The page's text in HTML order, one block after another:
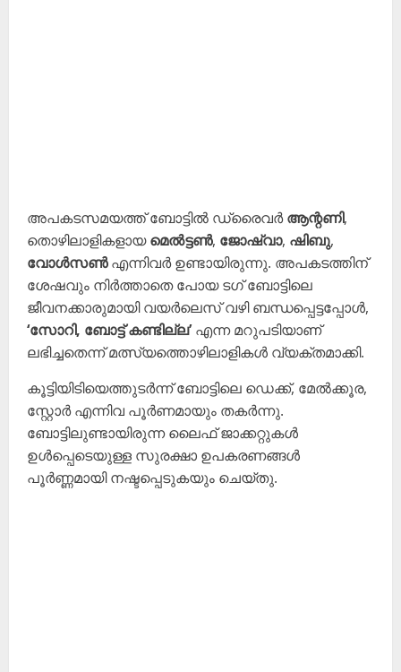
അപകടസമയത്ത് ബോട്ടിൽ ഡ്രൈവർആന്റണി,
തൊഴിലാളികളായമെൽട്ടൺ, ജോഷ്വാ, ഷിബു,
വോൾസൺഎന്നിവർ ഉണ്ടായിരുന്നു. അപകടത്തിന്
ശേഷവും നിർത്താതെ പോയ ടഗ് ബോട്ടിലെ
ജീവനക്കാരുമായി വയർലെസ് വഴി ബന്ധപ്പെട്ടപ്പോൾ,
‘സോറി, ബോട്ട് കണ്ടില്ല’എന്ന മറുപടിയാണ്
ലഭിച്ചതെന്ന് മത്സ്യത്തൊഴിലാളികൾ വ്യക്തമാക്കി.
കൂട്ടിയിടിയെത്തുടർന്ന് ബോട്ടിലെ ഡെക്ക്, മേൽക്കൂര,
സ്റ്റോർ എന്നിവ പൂർണമായും തകർന്നു.
ബോട്ടിലുണ്ടായിരുന്ന ലൈഫ് ജാക്കറ്റുകൾ
ഉൾപ്പെടെയുള്ള സുരക്ഷാ ഉപകരണങ്ങൾ
പൂർണ്ണമായി നഷ്ടപ്പെടുകയും ചെയ്തു.